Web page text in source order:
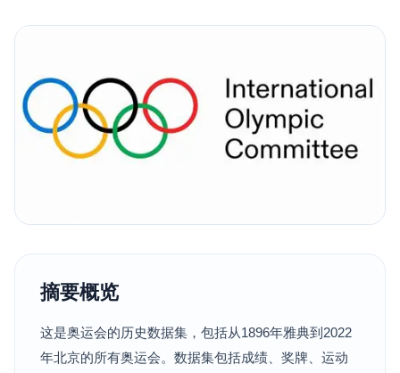
摘要概览
这是奥运会的历史数据集，包括从1896年雅典到2022
年北京的所有奥运会。数据集包括成绩、奖牌、运动